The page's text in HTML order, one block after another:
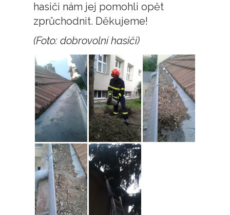
hasiči nám jej pomohli opět
zprůchodnit. Děkujeme!
(Foto: dobrovolní hasiči)